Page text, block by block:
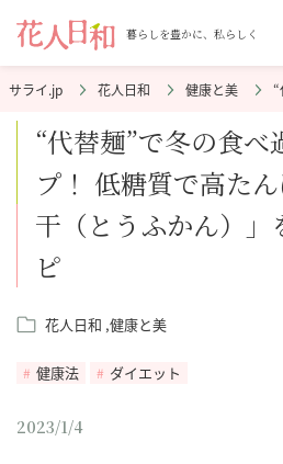
暮らしを豊かに、私らしく
花人日和 健康と美
“代替麺”で冬の食べ
プ！ 低糖質で高た
干（とうふかん）」
ピ
花人日和 健康と美
健康法 ダイエット
2023/1/4